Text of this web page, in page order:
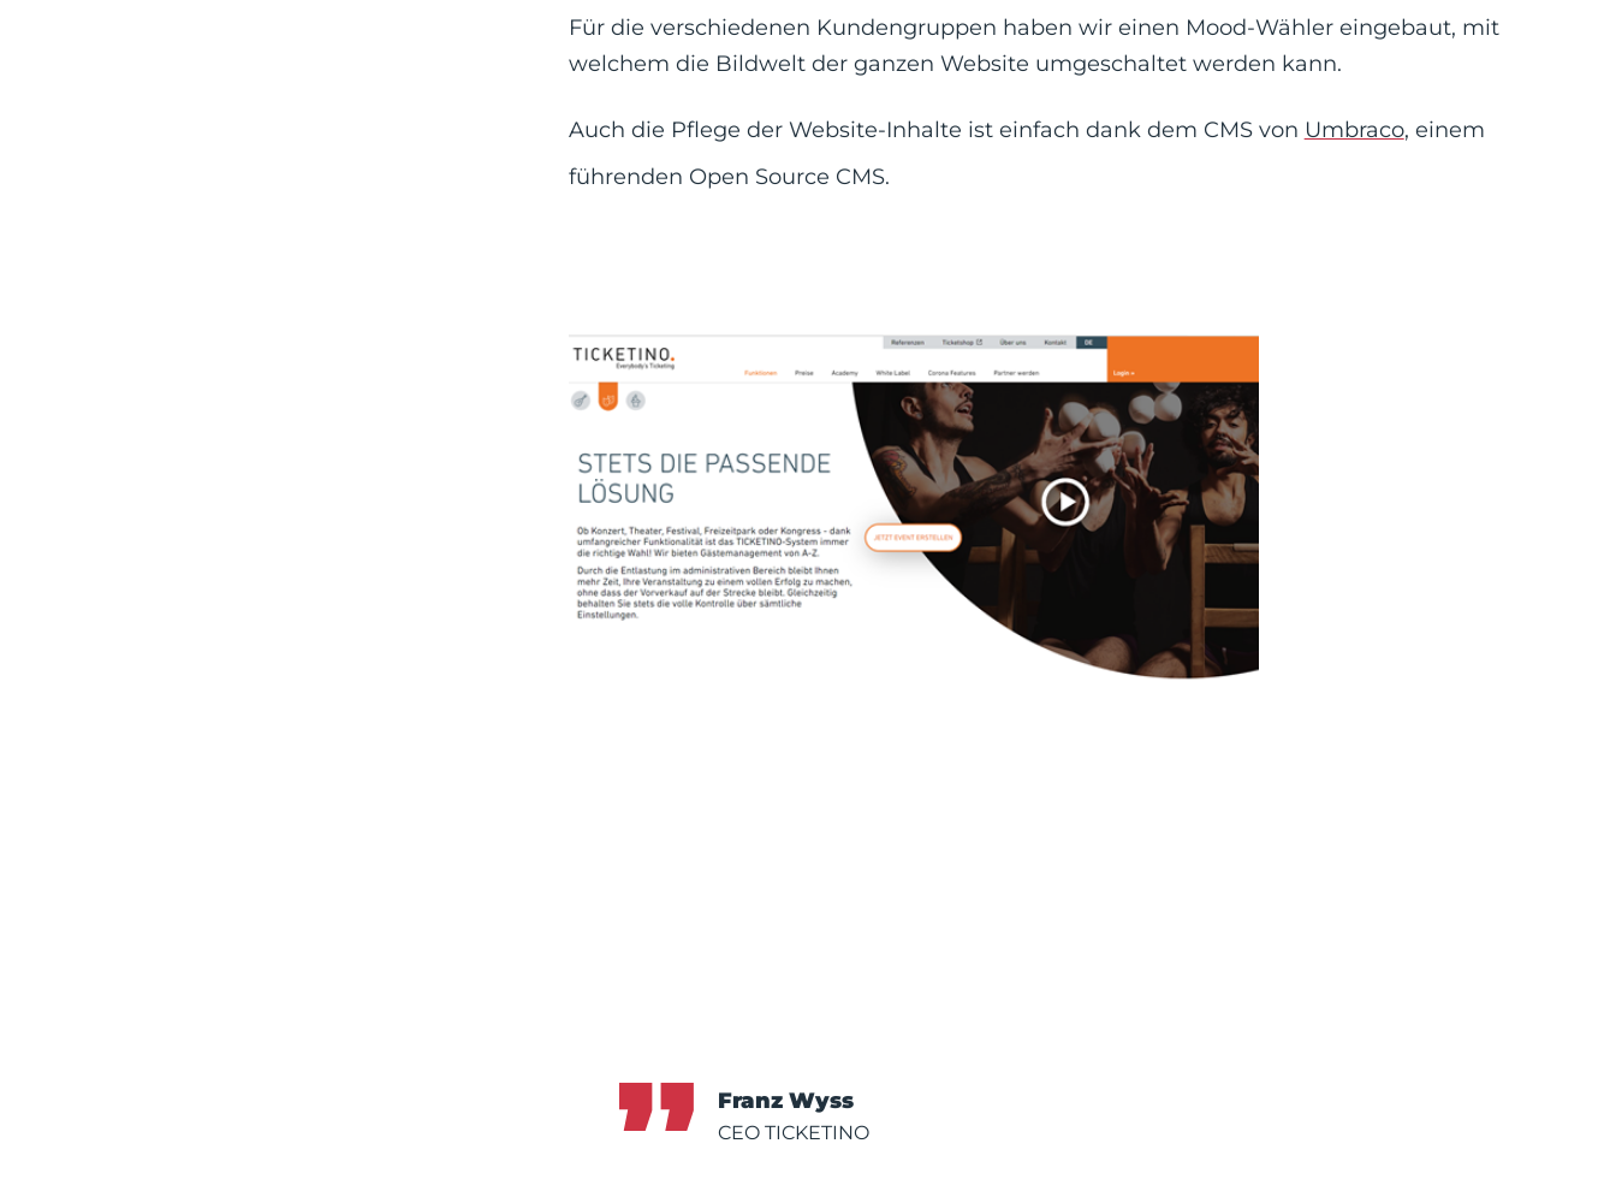
Für die verschiedenen Kundengruppen haben wir einen Mood-Wähler eingebaut, mit
welchem die Bildwelt der ganzen Website umgeschaltet werden kann.
Auch die Pflege der Website-Inhalte ist einfach dank dem CMS von Umbraco, einem
führenden Open Source CMS.
Franz Wyss
CEO TICKETINO